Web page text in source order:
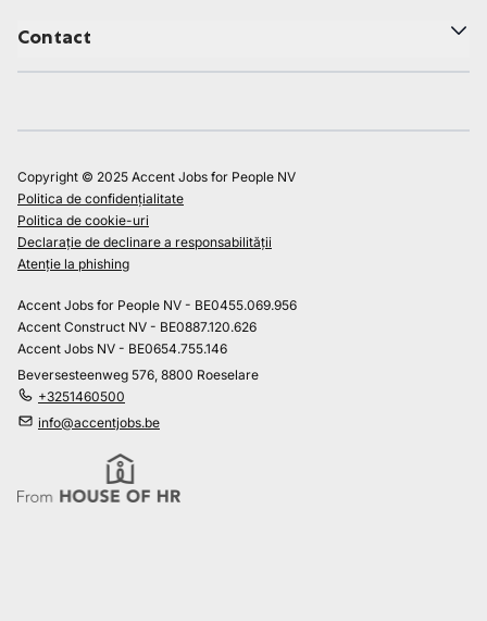
Contact
Copyright © 2025 Accent Jobs for People NV
Politica de confidențialitate
Politica de cookie-uri
Declarație de declinare a responsabilității
Atenție la phishing
Accent Jobs for People NV - BE0455.069.956
Accent Construct NV - BE0887.120.626
Accent Jobs NV - BE0654.755.146
Beversesteenweg 576, 8800 Roeselare
+3251460500
info@accentjobs.be